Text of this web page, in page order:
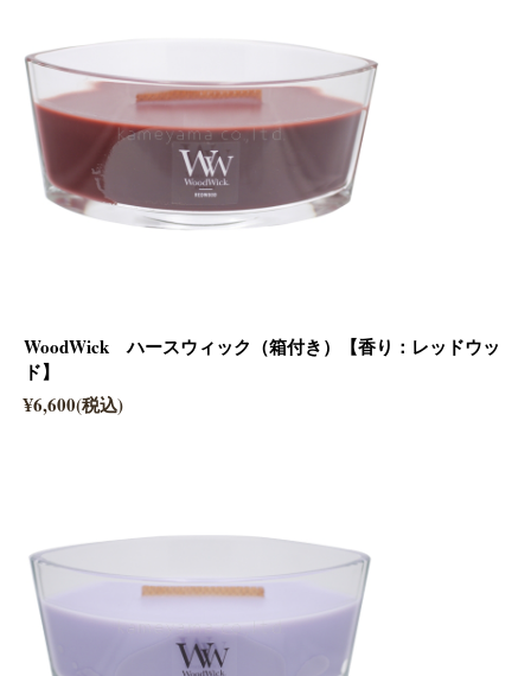
WoodWick ハースウィック（箱付き）【香り：レッドウッ
ド】
¥6,600(税込)